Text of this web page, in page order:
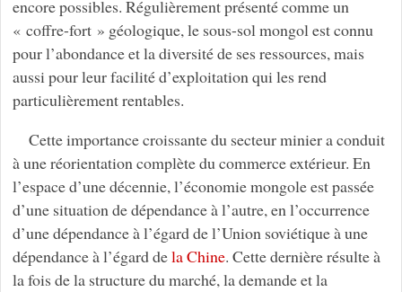
encore possibles. Régulièrement présenté comme un
« coffre-fort » géologique, le sous-sol mongol est connu
pour l’abondance et la diversité de ses ressources, mais
aussi pour leur facilité d’exploitation qui les rend
particulièrement rentables.
Cette importance croissante du secteur minier a conduit
à une réorientation complète du commerce extérieur. En
l’espace d’une décennie, l’économie mongole est passée
d’une situation de dépendance à l’autre, en l’occurrence
d’une dépendance à l’égard de l’Union soviétique à une
dépendance à l’égard dela Chine. Cette dernière résulte à
la fois de la structure du marché, la demande et la